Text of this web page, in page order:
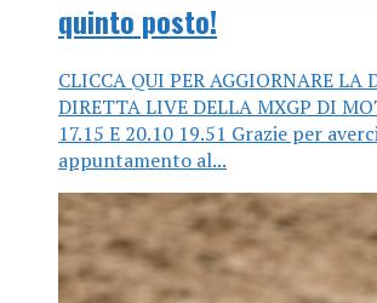
quinto posto!
CLICCA QUI PER AGGIORNARE LA
DIRETTA LIVE DELLA MXGP DI
17.15 E 20.10 19.51 Grazie per
appuntamento al...